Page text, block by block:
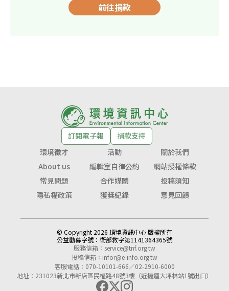
前往捐款
訂閱電子報
捐款支持
環境徵才
活動
關於我們
About us
編輯室自律公約
網站授權條款
常見問題
合作媒體
投稿須知
隱私權政策
獲獎紀錄 意見回饋
© Copyright 2026 環境資訊中心 版權所有
公益勸募字號： 衛部救字第1141364365號
服務信箱： service@tnf.org.tw
投稿信箱： infor@e-info.org.tw
客服電話：070-10101-666／02-2910-6000
地址：231023新北市新店區民權路48號3樓（近捷運大坪林站1號出口）